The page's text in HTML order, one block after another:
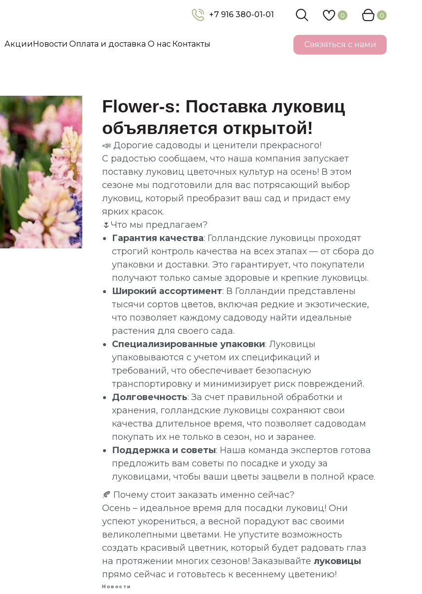
Связяться с нами
АкцииНовости Оплата и доставка О нас Контакты
+7 916 380-01-01 0 0
Контакты
Flower-s: Поставка луковиц
объявляется открытой!
📣 Дорогие садоводы и ценители прекрасного!
С радостью сообщаем, что наша компания запускает
поставку луковиц цветочных культур на осень! В этом
сезоне мы подготовили для вас потрясающий выбор
луковиц, который преобразит ваш сад и придаст ему
ярких красок.
🌷Что мы предлагаем?
Гарантия качества: Голландские луковицы проходят
строгий контроль качества на всех этапах — от сбора до
упаковки и доставки. Это гарантирует, что покупатели
получают только самые здоровые и крепкие луковицы.
Широкий ассортимент: В Голландии представлены
тысячи сортов цветов, включая редкие и экзотические,
что позволяет каждому садоводу найти идеальные
растения для своего сада.
Специализированные упаковки: Луковицы
упаковываются с учетом их спецификаций и
требований, что обеспечивает безопасную
транспортировку и минимизирует риск повреждений.
Долговечность: За счет правильной обработки и
хранения, голландские луковицы сохраняют свои
качества длительное время, что позволяет садоводам
покупать их не только в сезон, но и заранее.
Поддержка и советы: Наша команда экспертов готова
предложить вам советы по посадке и уходу за
луковицами, чтобы ваши цветы зацвели в полной красе.
🍂 Почему стоит заказать именно сейчас?
Осень – идеальное время для посадки луковиц! Они
успеют укорениться, а весной порадуют вас своими
великолепными цветами. Не упустите возможность
создать красивый цветник, который будет радовать глаз
на протяжении многих сезонов! Заказывайте луковицы
прямо сейчас и готовьтесь к весеннему цветению!
Новости